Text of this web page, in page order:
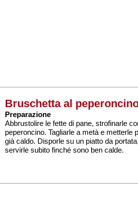
Bruschetta al
Preparazione
Abbrustolire le fette di pane, strofinarle
peperoncino. Tagliarle a metà e metterle
già caldo. Disporle su un piatto da
servirle subito finché sono ben calde.